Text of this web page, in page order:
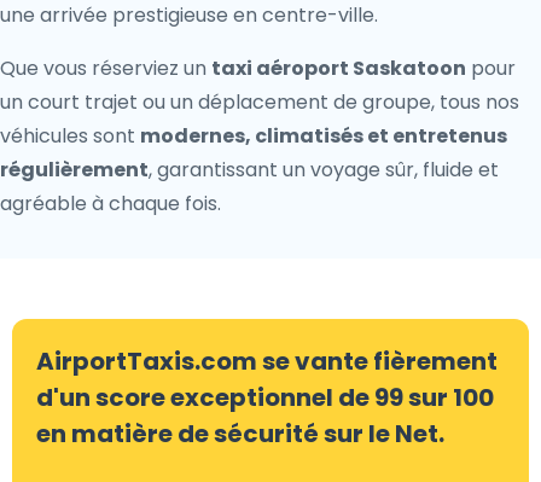
une arrivée prestigieuse en centre-ville.
Que vous réserviez un taxi aéroport Saskatoon pour
un court trajet ou un déplacement de groupe, tous nos
véhicules sont modernes, climatisés et entretenus
régulièrement, garantissant un voyage sûr, fluide et
agréable à chaque fois.
AirportTaxis.com se vante fièrement
d'un score exceptionnel de 99 sur 100
en matière de sécurité sur le Net.